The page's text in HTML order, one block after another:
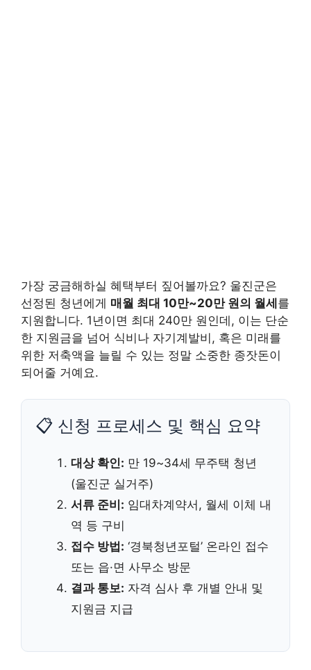
가장 궁금해하실 혜택부터 짚어볼까요? 울진군은
선정된 청년에게 매월 최대 10만~20만 원의 월세를
지원합니다. 1년이면 최대 240만 원인데, 이는 단순
한 지원금을 넘어 식비나 자기계발비, 혹은 미래를
위한 저축액을 늘릴 수 있는 정말 소중한 종잣돈이
되어줄 거예요.
📋 신청 프로세스 및 핵심 요약
대상 확인: 만 19~34세 무주택 청년
(울진군 실거주)
서류 준비: 임대차계약서, 월세 이체 내
역 등 구비
접수 방법: ‘경북청년포털’ 온라인 접수
또는 읍·면 사무소 방문
결과 통보: 자격 심사 후 개별 안내 및
지원금 지급